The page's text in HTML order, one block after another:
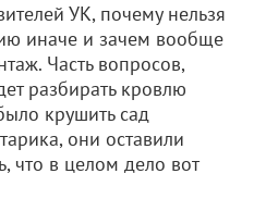
УК, почему нельзя
иначе и зачем вообще
Часть вопросов,
разбирать кровлю
крушить сад
они оставили
что в целом дело вот